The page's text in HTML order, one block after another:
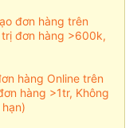
đơn hàng trên
trị đơn hàng >600k,
hàng Online trên
hàng >1tr, Không